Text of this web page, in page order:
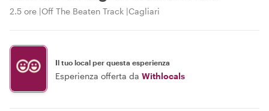
2.5 ore Off The Beaten Track Cagliari
Il tuo local per questa esperienza
Esperienza offerta da Withlocals